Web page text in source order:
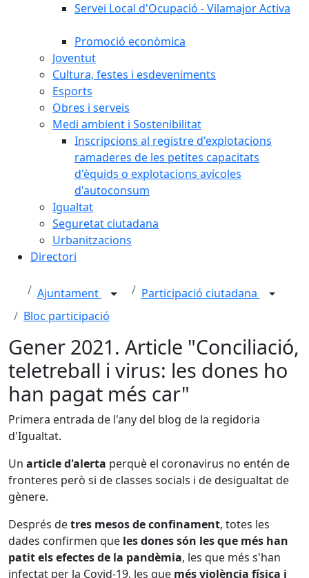
Servei Local d'Ocupació - Vilamajor Activa
Promoció econòmica
Joventut
Cultura, festes i esdeveniments
Esports
Obres i serveis
Medi ambient i Sostenibilitat
Inscripcions al registre d'explotacions
ramaderes de les petites capacitats
d'èquids o explotacions avícoles
d'autoconsum
Igualtat
Seguretat ciutadana
Urbanitzacions
Directori
Ajuntament
Participació ciutadana
Bloc participació
Gener 2021. Article "Conciliació,
teletreball i virus: les dones ho
han pagat més car"
Primera entrada de l'any del blog de la regidoria
d'Igualtat.
Un article d'alerta perquè el coronavirus no entén de
fronteres però si de classes socials i de desigualtat de
gènere.
Després detres mesos de confinament, totes les
dades confirmen que les dones són les que més han
patit els efectes de la pandèmia, les que més s'han
infectat per la Covid-19, les que més violència física i